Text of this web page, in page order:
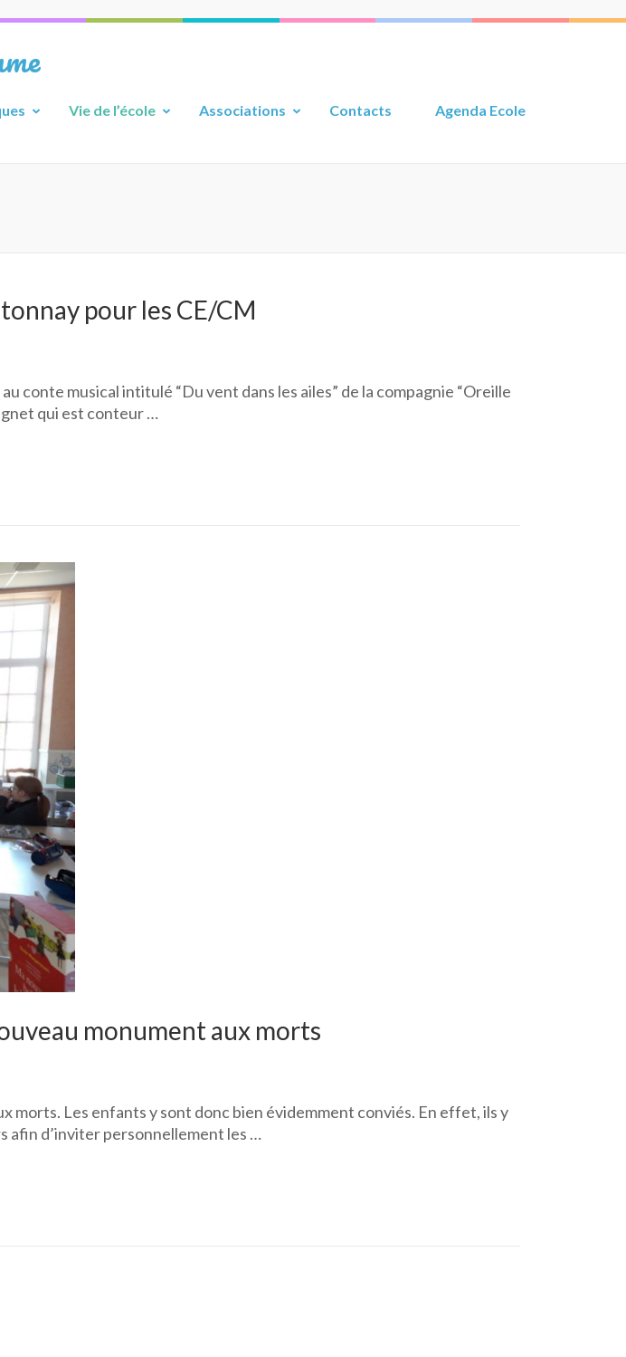
Vie de l’école Associations Contacts Agenda Ecole
pour les CE/CM
conte musical intitulé “Du vent dans les ailes” de la compagnie “Oreille
qui est conteur …
monument aux morts
morts. Les enfants y sont donc bien évidemment conviés. En effet, ils y
afin d’inviter personnellement les …